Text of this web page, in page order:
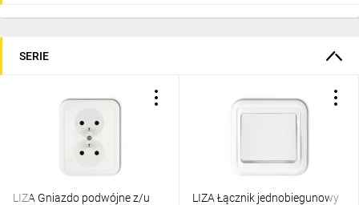
SERIE
LIZA Gniazdo podwójne z/u
LIZA Łącznik jednobiegunowy